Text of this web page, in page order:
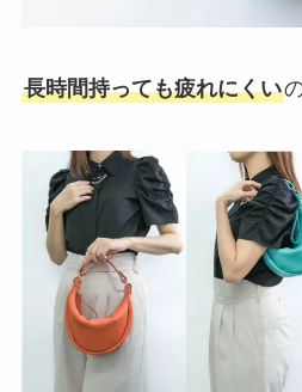
長時間持っても疲れにくい